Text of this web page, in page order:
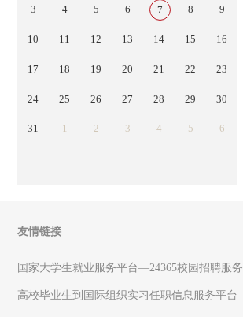
3 4 5 6 7 8 9
10 11 12 13 14 15 16
17 18 19 20 21 22 23
24 25 26 27 28 29 30
31 1 2 3 4 5 6
友情链接
国家大学生就业服务平台—24365校园招聘服务
高校毕业生到国际组织实习任职信息服务平台